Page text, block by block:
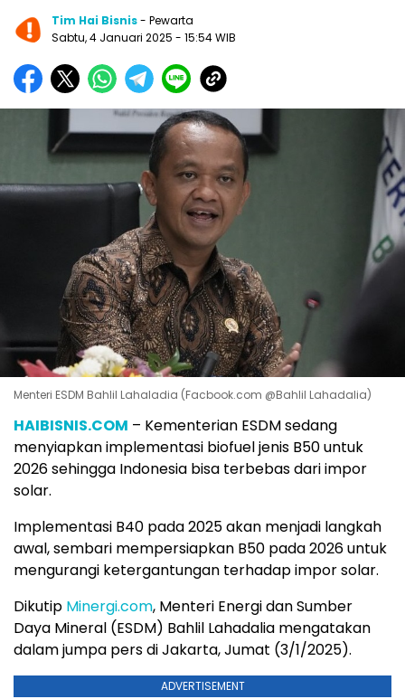
Tim Hai Bisnis- Pewarta
Sabtu, 4 Januari 2025 - 15:54 WIB
Menteri ESDM Bahlil Lahaladia (Facbook.com @Bahlil Lahadalia)
HAIBISNIS.COM – Kementerian ESDM sedang
menyiapkan implementasi biofuel jenis B50 untuk
2026 sehingga Indonesia bisa terbebas dari impor
solar.
Implementasi B40 pada 2025 akan menjadi langkah
awal, sembari mempersiapkan B50 pada 2026 untuk
mengurangi ketergantungan terhadap impor solar.
Dikutip Minergi.com, Menteri Energi dan Sumber
Daya Mineral (ESDM) Bahlil Lahadalia mengatakan
dalam jumpa pers di Jakarta, Jumat (3/1/2025).
ADVERTISEMENT